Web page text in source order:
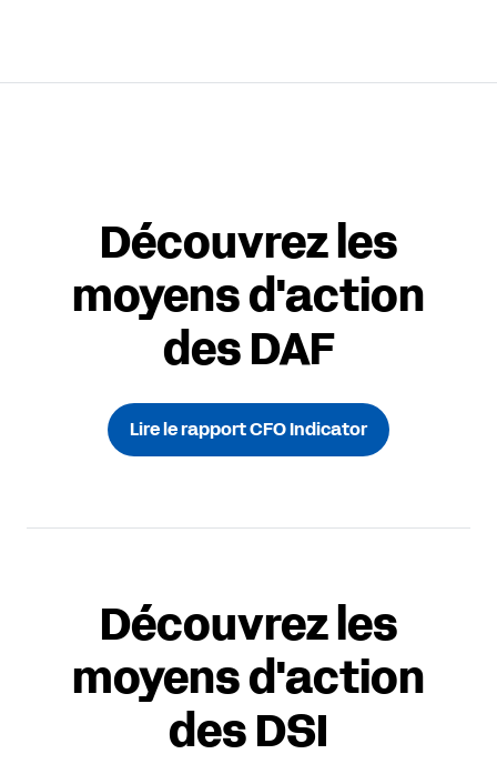
Découvrez les
moyens d'action
des DAF
Lire le rapport CFO Indicator
Découvrez les
moyens d'action
des DSI